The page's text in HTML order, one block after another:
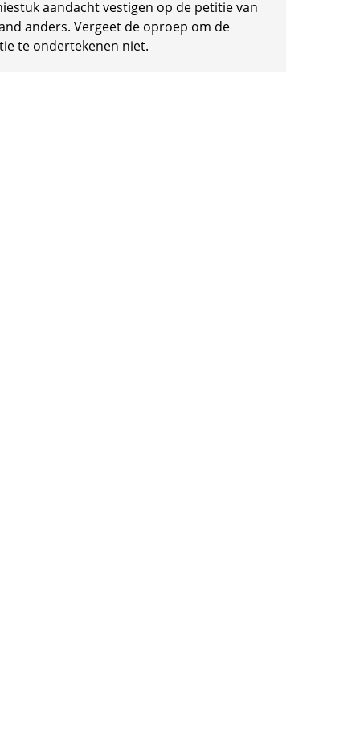
aandacht vestigen op de petitie van
anders. Vergeet de oproep om de
te ondertekenen niet.